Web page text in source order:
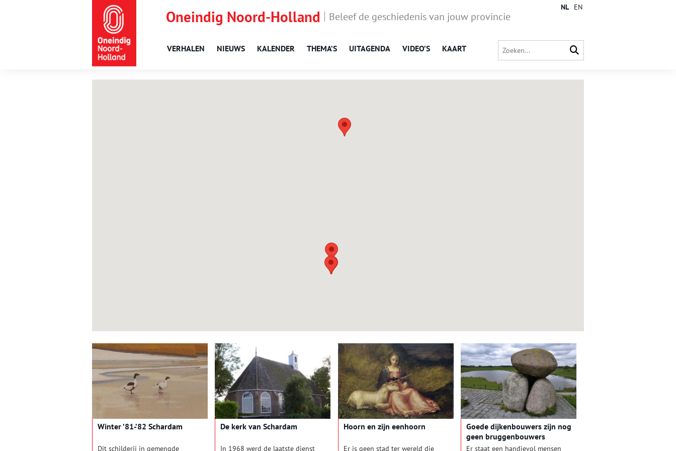
Oneindig Noord-Holland Beleef de geschiedenis van jouw provincie
VERHALEN NIEUWS KALENDER THEMA’S UITAGENDA VIDEO’S KAART
NL EN
Winter ’81-’82 Schardam
Dit schilderij in gemengde
De kerk van Schardam
In 1968 werd de laatste dienst
Hoorn en zijn eenhoorn
Er is geen stad ter wereld die
Goede dijkenbouwers zijn nog
geen bruggenbouwers
Er staat een handjevol mensen